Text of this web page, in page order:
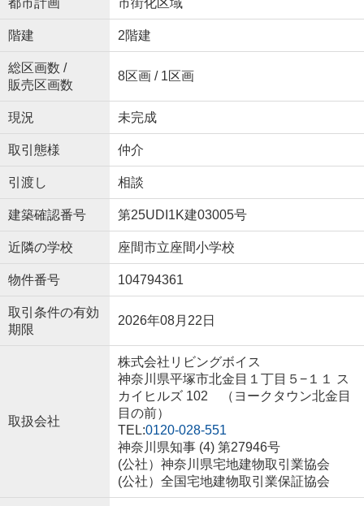
都市計画 市街化区域
階建 2階建
総区画数 /
販売区画数
8区画 / 1区画
現況 未完成
取引態様 仲介
引渡し 相談
建築確認番号 第25UDI1K建03005号
近隣の学校 座間市立座間小学校
物件番号 104794361
取引条件の有効
期限
2026年08月22日
取扱会社
株式会社リビングボイス
神奈川県平塚市北金目１丁目５−１１ ス
カイヒルズ 102 （ヨークタウン北金目
目の前）
TEL:0120-028-551
神奈川県知事 (4) 第27946号
(公社）神奈川県宅地建物取引業協会
(公社）全国宅地建物取引業保証協会